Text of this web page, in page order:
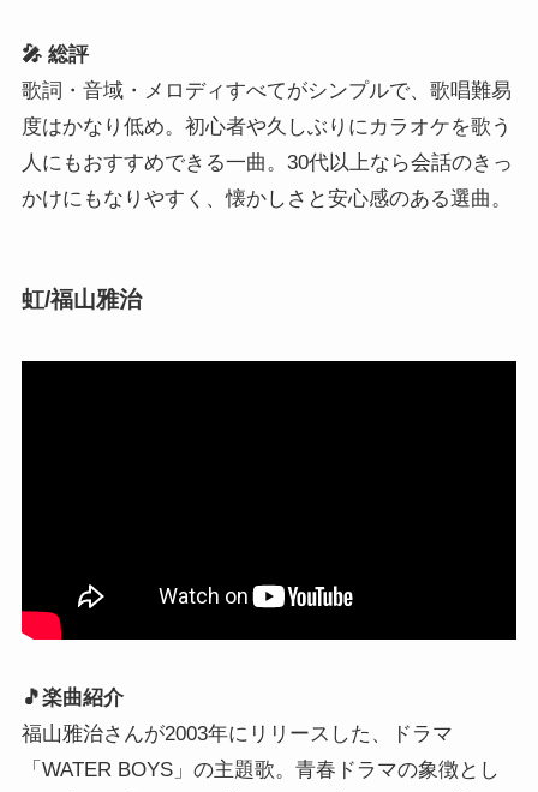
🎤 総評
歌詞・音域・メロディすべてがシンプルで、歌唱難易
度はかなり低め。初心者や久しぶりにカラオケを歌う
人にもおすすめできる一曲。30代以上なら会話のきっ
かけにもなりやすく、懐かしさと安心感のある選曲。
虹/福山雅治
🎵楽曲紹介
福山雅治さんが2003年にリリースした、ドラマ
「WATER BOYS」の主題歌。青春ドラマの象徴とし